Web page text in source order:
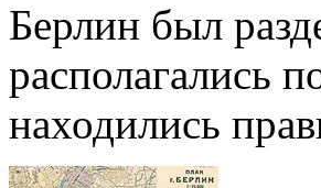
Берлин был
располагались
находились